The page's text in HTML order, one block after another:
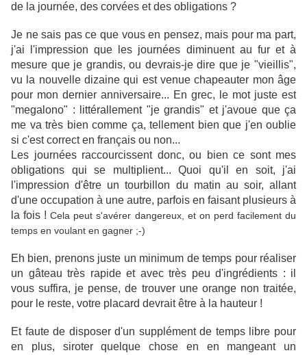
de la journée, des corvées et des obligations ?
Je ne sais pas ce que vous en pensez, mais pour ma part,
j'ai l'impression que les journées diminuent au fur et à
mesure que je grandis, ou devrais-je dire que je "vieillis",
vu la nouvelle dizaine qui est venue chapeauter mon âge
pour mon dernier anniversaire... En grec, le mot juste est
"megalono" : littérallement "je grandis" et j'avoue que ça
me va très bien comme ça, tellement bien que j'en oublie
si c'est correct en français ou non...
Les journées raccourcissent donc, ou bien ce sont mes
obligations qui se multiplient... Quoi qu'il en soit, j'ai
l'impression d'être un tourbillon du matin au soir, allant
d'une occupation à une autre, parfois en faisant plusieurs à
la fois !Cela peut s'avérer dangereux, et on perd facilement du
temps en voulant en gagner ;-)
Eh bien, prenons juste un minimum de temps pour réaliser
un gâteau très rapide et avec très peu d'ingrédients : il
vous suffira, je pense, de trouver une orange non traitée,
pour le reste, votre placard devrait être à la hauteur !
Et faute de disposer d'un supplément de temps libre pour
en plus, siroter quelque chose en en mangeant un